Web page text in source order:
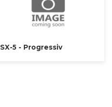
SX-5 - Progressiv